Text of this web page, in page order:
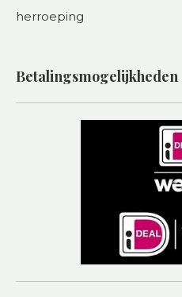
herroeping
Betalingsmogelijkheden